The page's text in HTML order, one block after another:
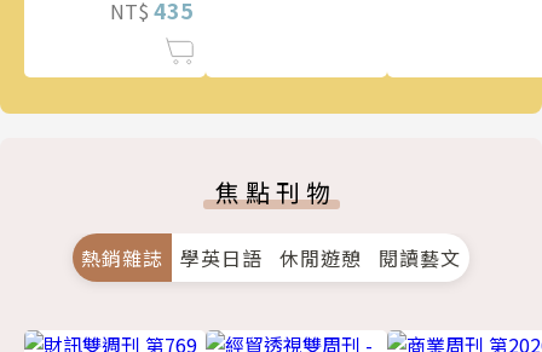
蝠》系列重磅新
NT$ 435
焦點刊物
熱銷雜誌 學英日語 休閒遊憩 閱讀藝文